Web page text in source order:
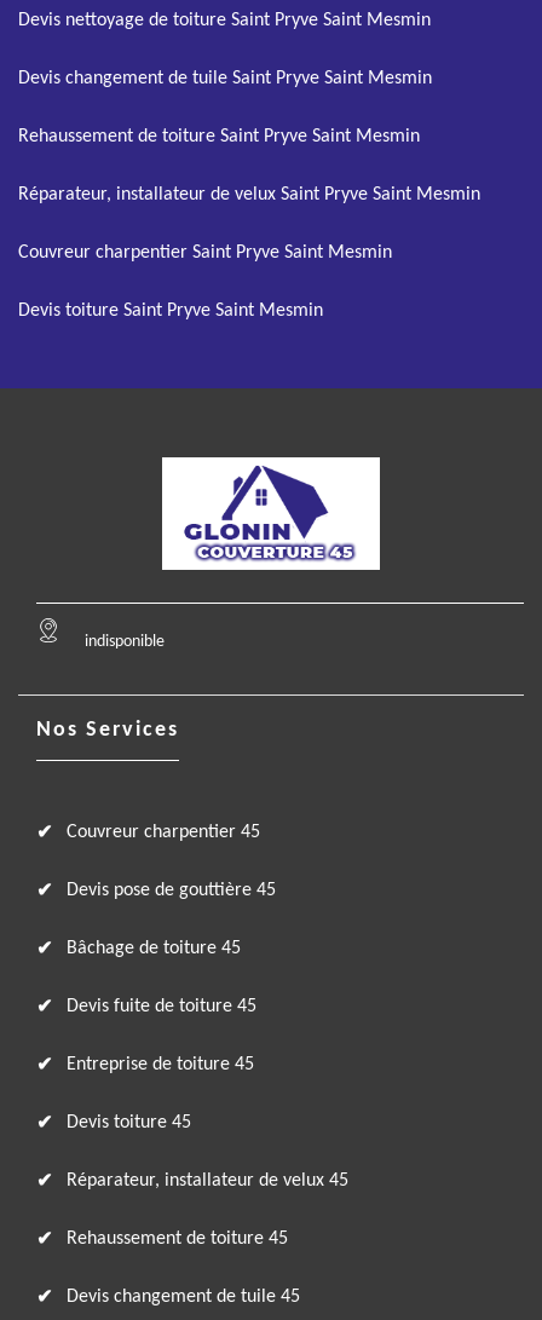
Devis nettoyage de toiture Saint Pryve Saint Mesmin
Devis changement de tuile Saint Pryve Saint Mesmin
Rehaussement de toiture Saint Pryve Saint Mesmin
Réparateur, installateur de velux Saint Pryve Saint Mesmin
Couvreur charpentier Saint Pryve Saint Mesmin
Devis toiture Saint Pryve Saint Mesmin
indisponible
Nos Services
Couvreur charpentier 45
Devis pose de gouttière 45
Bâchage de toiture 45
Devis fuite de toiture 45
Entreprise de toiture 45
Devis toiture 45
Réparateur, installateur de velux 45
Rehaussement de toiture 45
Devis changement de tuile 45